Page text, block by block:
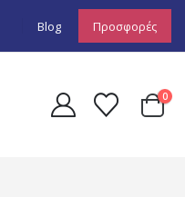
Blog Προσφορές
0